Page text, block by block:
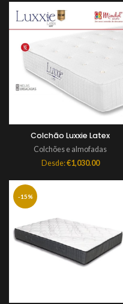
Colchão Luxxie Latex
Colchões e almofadas
Desde:€1,030.00
-15%